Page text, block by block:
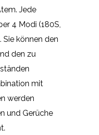
Jede
4 Modi (180S,
Sie können den
den zu
mit
werden
und Gerüche